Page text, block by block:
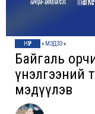
НҮҮР » МЭДЭЭ»
Байгаль
үнэлгээний
мэдүүлэв